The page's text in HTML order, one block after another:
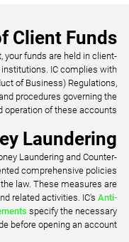
Client Funds
your funds are held in client-
IC complies with
of Business) Regulations,
procedures governing the
operation of these accounts.
Laundering
Laundering and Counter-
comprehensive policies
law. These measures are
related activities. IC's Anti-
specify the necessary
before opening an account.